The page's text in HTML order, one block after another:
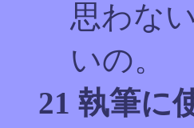
思わな
いの。
21 執筆に